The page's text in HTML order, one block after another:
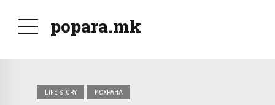
popara.mk
LIFE STORY ИСХРАНА